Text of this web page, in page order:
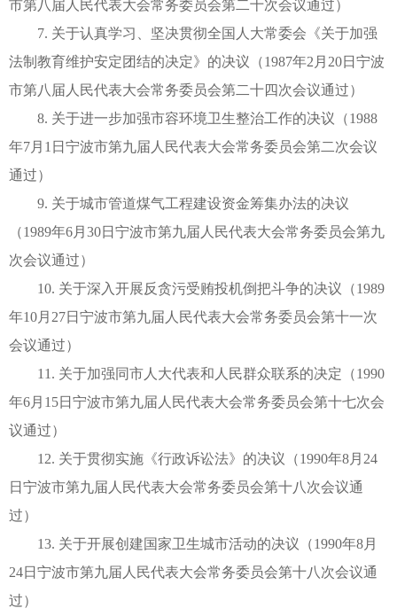
市第八届人民代表大会常务委员会第二十次会议通过）
7. 关于认真学习、坚决贯彻全国人大常委会《关于加强
法制教育维护安定团结的决定》的决议（1987年2月20日宁波
市第八届人民代表大会常务委员会第二十四次会议通过）
8. 关于进一步加强市容环境卫生整治工作的决议（1988
年7月1日宁波市第九届人民代表大会常务委员会第二次会议
通过）
9. 关于城市管道煤气工程建设资金筹集办法的决议
（1989年6月30日宁波市第九届人民代表大会常务委员会第九
次会议通过）
10. 关于深入开展反贪污受贿投机倒把斗争的决议（1989
年10月27日宁波市第九届人民代表大会常务委员会第十一次
会议通过）
11. 关于加强同市人大代表和人民群众联系的决定（1990
年6月15日宁波市第九届人民代表大会常务委员会第十七次会
议通过）
12. 关于贯彻实施《行政诉讼法》的决议（1990年8月24
日宁波市第九届人民代表大会常务委员会第十八次会议通
过）
13. 关于开展创建国家卫生城市活动的决议（1990年8月
24日宁波市第九届人民代表大会常务委员会第十八次会议通
过）